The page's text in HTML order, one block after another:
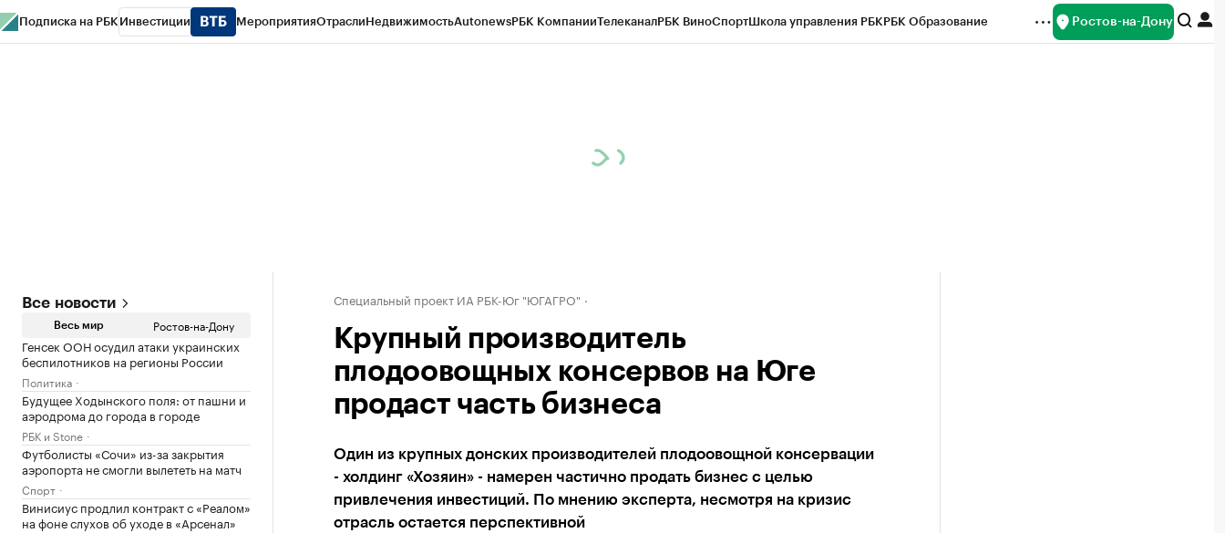
Подписка на РБК Инвестиции МероприятияОтраслиНедвижимостьAutonewsРБК КомпанииТелеканалРБК ВиноСпортШкола управления РБКРБК Образование Ростов-на-Дону
Все новости
Весь мир Ростов-на-Дону
Генсек ООН осудил атаки украинских
беспилотников на регионы России
Политика
Будущее Ходынского поля: от пашни и
аэродрома до города в городе
РБК и Stone
Футболисты «Сочи» из-за закрытия
аэропорта не смогли вылететь на матч
Спорт
Винисиус продлил контракт с «Реалом»
на фоне слухов об уходе в «Арсенал»
Специальный проект ИА РБК-Юг "ЮГАГРО"
Крупный производитель
плодоовощных консервов на Юге
продаст часть бизнеса
Один из крупных донских производителей плодоовощной консервации
- холдинг «Хозяин» - намерен частично продать бизнес с целью
привлечения инвестиций. По мнению эксперта, несмотря на кризис
отрасль остается перспективной